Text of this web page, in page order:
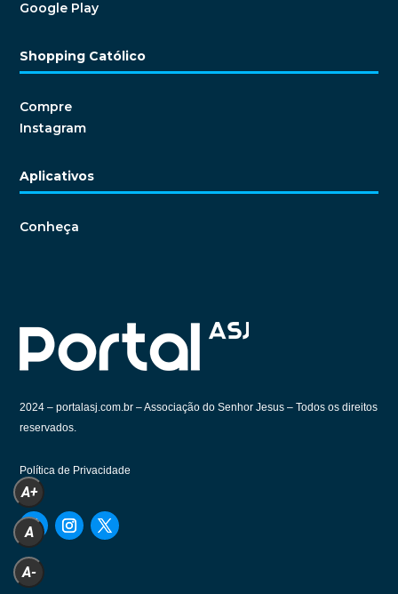
Google Play
Shopping Católico
Compre
Instagram
Aplicativos
Conheça
2024 –portalasj.com.br – Associação do Senhor Jesus – Todos os direitos
reservados.
Política de Privacidade
A+
A
A-